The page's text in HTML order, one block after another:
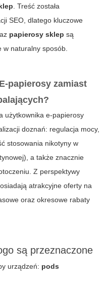
. Treść została
SEO, dlatego kluczowe
papierosy sklep są
w naturalny sposób.
E-papierosy zamiast
użytkownika e-papierosy
doznań: regulacja mocy,
stosowania nikotyny w
a także znacznie
Z perspektywy
atrakcyjne oferty na
oraz okresowe rabaty
są przeznaczone
urządzeń: pods